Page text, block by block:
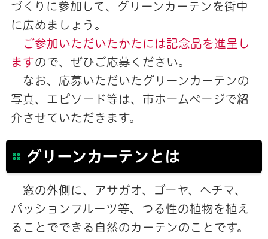
づくりに参加して、グリーンカーテンを街中
に広めましょう。
ご参加いただいたかたには記念品を進呈し
ますので、ぜひご応募ください。
なお、応募いただいたグリーンカーテンの
写真、エピソード等は、市ホームページで紹
介させていただきます。
グリーンカーテンとは
窓の外側に、アサガオ、ゴーヤ、ヘチマ、
パッションフルーツ等、つる性の植物を植え
ることでできる自然のカーテンのことです。